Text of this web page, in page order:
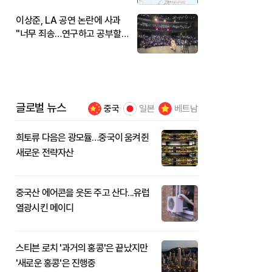
이상준, LA 공연 논란에 사과
"너무 죄송…연구하고 공부할
글로벌 뉴스 중국 일본 베트남
희토류 다음은 광모듈…중국이 움켜쥔
새로운 전략자산
중국산 에어콘을 웃돈 주고 산다...유럽
열광시킨 메이디
스티븐 로치 '과거의 홍콩'은 끝났지만
'새로운 홍콩'은 진행중